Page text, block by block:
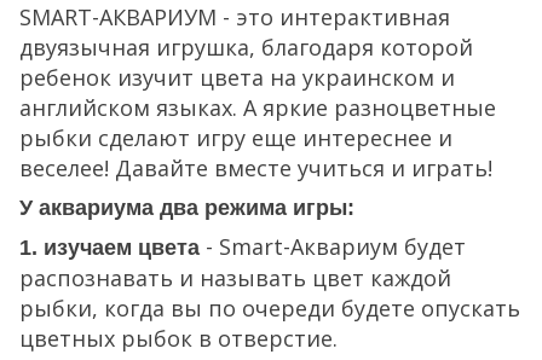
SMART-АКВАРИУМ - это интерактивная
двуязычная игрушка, благодаря которой
ребенок изучит цвета на украинском и
английском языках. А яркие разноцветные
рыбки сделают игру еще интереснее и
веселее! Давайте вместе учиться и играть!
У аквариума два режима игры:
1. изучаем цвета - Smart-Аквариум будет
распознавать и называть цвет каждой
рыбки, когда вы по очереди будете опускать
цветных рыбок в отверстие.